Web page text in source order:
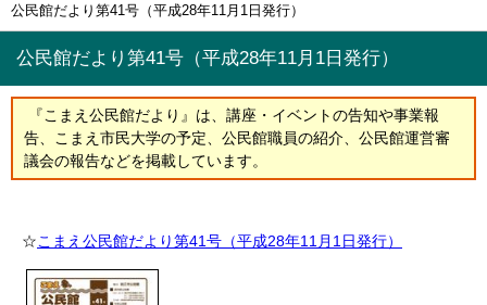
公民館だより第41号（平成28年11月1日発行）
公民館だより第41号（平成28年11月1日発行）
『こまえ公民館だより』は、講座・イベントの告知や事業報
告、こまえ市民大学の予定、公民館職員の紹介、公民館運営審
議会の報告などを掲載しています。
☆こまえ公民館だより第41号（平成28年11月1日発行）